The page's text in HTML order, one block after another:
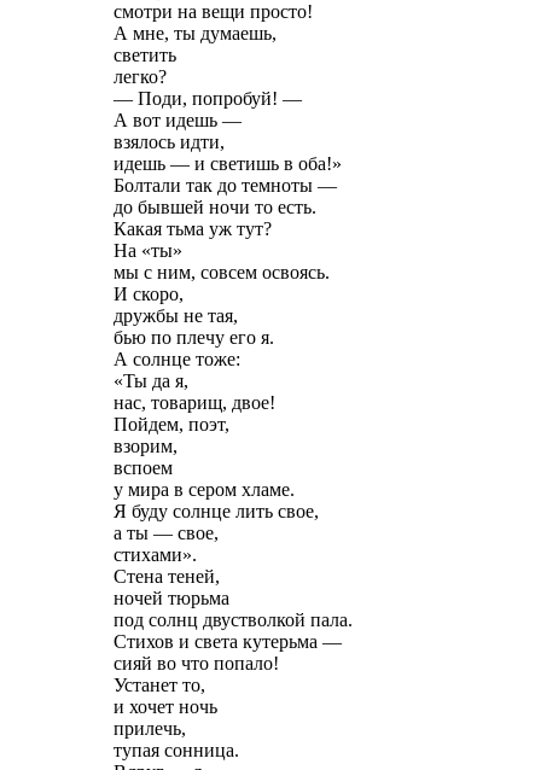
смотри на вещи просто!
А мне, ты думаешь,
светить
легко?
— Поди, попробуй! —
А вот идешь —
взялось идти,
идешь — и светишь в оба!»
Болтали так до темноты —
до бывшей ночи то есть.
Какая тьма уж тут?
На «ты»
мы с ним, совсем освоясь.
И скоро,
дружбы не тая,
бью по плечу его я.
А солнце тоже:
«Ты да я,
нас, товарищ, двое!
Пойдем, поэт,
взорим,
вспоем
у мира в сером хламе.
Я буду солнце лить свое,
а ты — свое,
стихами».
Стена теней,
ночей тюрьма
под солнц двустволкой пала.
Стихов и света кутерьма —
сияй во что попало!
Устанет то,
и хочет ночь
прилечь,
тупая сонница.